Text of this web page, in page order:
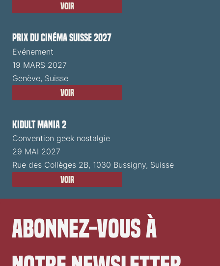
Voir
Prix du Cinéma Suisse 2027
Evénement
19 MARS 2027
Genève, Suisse
Voir
Kidult Mania 2
Convention geek nostalgie
29 MAI 2027
Rue des Collèges 2B, 1030 Bussigny, Suisse
Voir
Abonnez-vous à